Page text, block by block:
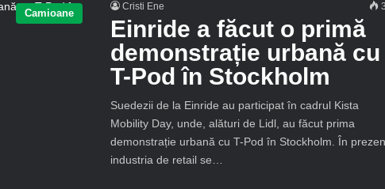
Camioane
Cristi Ene
Einride a făcut o primă
demonstrație urbană cu
T-Pod în Stockholm
Suedezii de la Einride au participat în cadrul Kista
Mobility Day, unde, alături de Lidl, au făcut prima
demonstrație urbană cu T-Pod în Stockholm. În
industria de retail se…